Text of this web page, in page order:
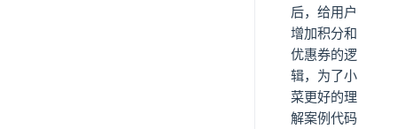
后，给用户
增加积分和
优惠券的逻
辑，为了小
菜更好的理
解案例代码